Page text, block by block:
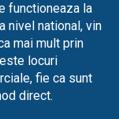
functioneaza la
nivel national, vin
mai mult prin
locuri
fie ca sunt
direct.